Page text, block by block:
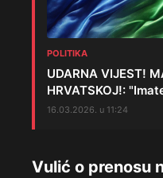
POLITIKA
UDARNA VIJEST!
HRVATSKOJ!:
16.03.2026. u 11:24
Vulić o prenosu